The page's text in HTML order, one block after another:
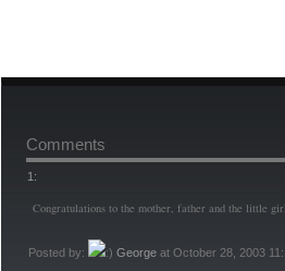
Comments
1:
Congratulations to the mother, father and the little
Posted by: George at October 28, 2003